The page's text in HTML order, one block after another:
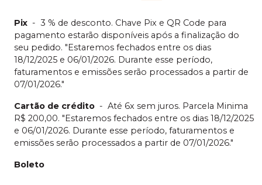
Pix - 3 % de desconto. Chave Pix e QR Code para
pagamento estarão disponíveis após a finalização do
seu pedido. "Estaremos fechados entre os dias
18/12/2025 e 06/01/2026. Durante esse período,
faturamentos e emissões serão processados a partir de
07/01/2026."
Cartão de crédito - Até 6x sem juros. Parcela Minima
R$ 200,00. "Estaremos fechados entre os dias 18/12/2025
e 06/01/2026. Durante esse período, faturamentos e
emissões serão processados a partir de 07/01/2026."
Boleto